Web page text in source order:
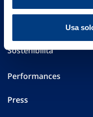
Usa
Altre informazioni
Sostenibilità
Performances
Press